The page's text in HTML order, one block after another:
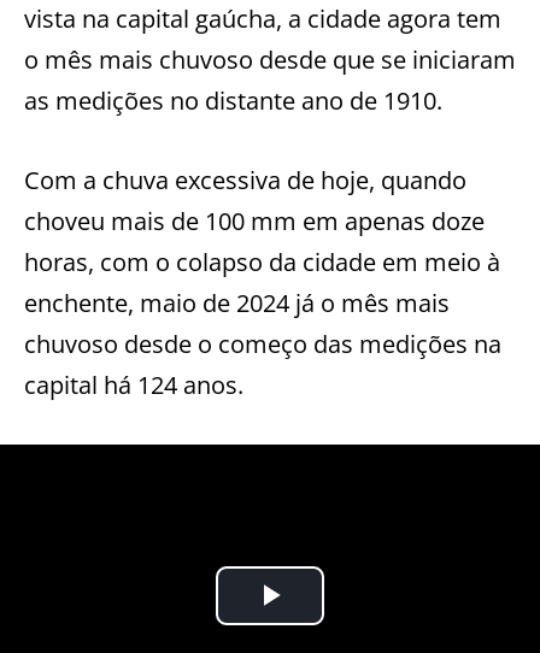
vista na capital gaúcha, a cidade agora tem
o mês mais chuvoso desde que se iniciaram
as medições no distante ano de 1910.
Com a chuva excessiva de hoje, quando
choveu mais de 100 mm em apenas doze
horas, com o colapso da cidade em meio à
enchente, maio de 2024 já o mês mais
chuvoso desde o começo das medições na
capital há 124 anos.